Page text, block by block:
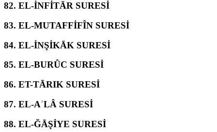
82. EL-İNFİTĀR SURESİ
83. EL-MUTAFFİFÎN SURESİ
84. EL-İNŞİKĀK SURESİ
85. EL-BURÛC SURESİ
86. ET-TĀRIK SURESİ
87. EL-AʿLÂ SURESİ
88. EL-ĞĀŞİYE SURESİ